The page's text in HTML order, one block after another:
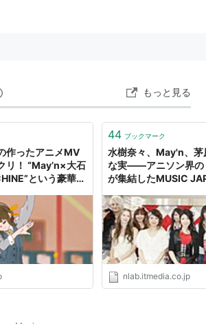
中林芽依名義で歌手活動を開始。
芸名になる。4月スタートのTVアニ
ロンティア」でシェリル・ノームと
。
名義での初のアルバム「メイン☆ス
表、オリコン第2位。全国6箇所でツ
。
日、武道館ライブを開催。
もっと見る
作ったアニメMV
リ！ “May’n×大石
という豪華タ
44 ブックマーク
水樹奈々、May'n、茅
な実――アニソン界の
が集結したMUSIC
nlab.itmedia.co.jp